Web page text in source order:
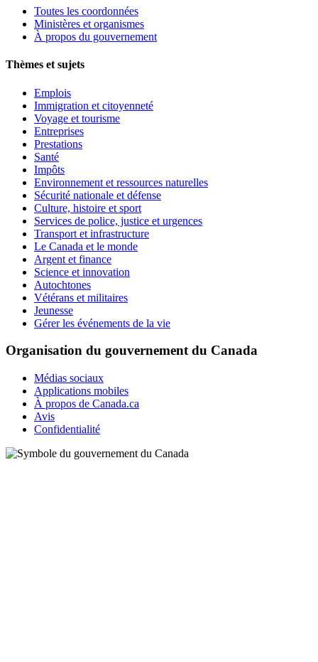
Toutes les coordonnées
Ministères et organismes
À propos du gouvernement
Thèmes et sujets
Emplois
Immigration et citoyenneté
Voyage et tourisme
Entreprises
Prestations
Santé
Impôts
Environnement et ressources naturelles
Sécurité nationale et défense
Culture, histoire et sport
Services de police, justice et urgences
Transport et infrastructure
Le Canada et le monde
Argent et finance
Science et innovation
Autochtones
Vétérans et militaires
Jeunesse
Gérer les événements de la vie
Organisation du gouvernement du Canada
Médias sociaux
Applications mobiles
À propos de Canada.ca
Avis
Confidentialité